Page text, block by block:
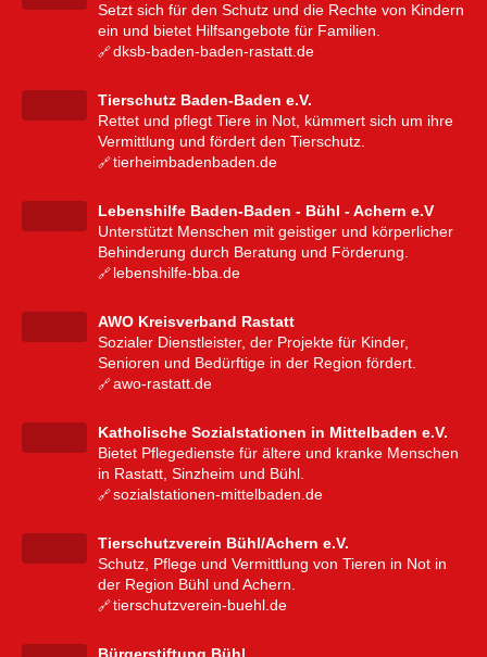
Setzt sich für den Schutz und die Rechte von Kindern
ein und bietet Hilfsangebote für Familien.
dksb-baden-baden-rastatt.de
Tierschutz Baden-Baden e.V.
Rettet und pflegt Tiere in Not, kümmert sich um ihre
Vermittlung und fördert den Tierschutz.
tierheimbadenbaden.de
Lebenshilfe Baden-Baden - Bühl - Achern e.V
Unterstützt Menschen mit geistiger und körperlicher
Behinderung durch Beratung und Förderung.
lebenshilfe-bba.de
AWO Kreisverband Rastatt
Sozialer Dienstleister, der Projekte für Kinder,
Senioren und Bedürftige in der Region fördert.
awo-rastatt.de
Katholische Sozialstationen in Mittelbaden e.V.
Bietet Pflegedienste für ältere und kranke Menschen
in Rastatt, Sinzheim und Bühl.
sozialstationen-mittelbaden.de
Tierschutzverein Bühl/Achern e.V.
Schutz, Pflege und Vermittlung von Tieren in Not in
der Region Bühl und Achern.
tierschutzverein-buehl.de